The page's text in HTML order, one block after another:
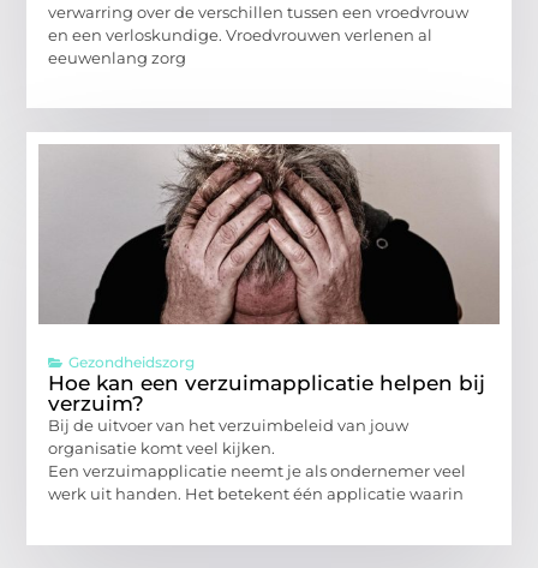
verwarring over de verschillen tussen een vroedvrouw
en een verloskundige. Vroedvrouwen verlenen al
eeuwenlang zorg
Gezondheidszorg
Hoe kan een verzuimapplicatie helpen bij
verzuim?
Bij de uitvoer van het verzuimbeleid van jouw
organisatie komt veel kijken.
Een verzuimapplicatie neemt je als ondernemer veel
werk uit handen. Het betekent één applicatie waarin